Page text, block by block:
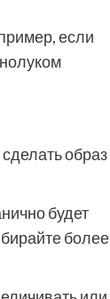
если
образ
будет
более